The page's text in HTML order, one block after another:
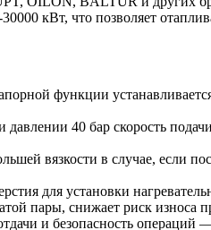
кВт, что позволяет
функции
40 бар скорость
вязкости в случае, если
для установки
пары, снижает риск износа
и безопасность